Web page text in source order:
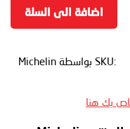
اضافة الى السلة
SKU: بواسطة Michelin
بك هنا